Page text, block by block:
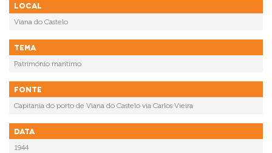
Local
Viana do Castelo
Tema
Património marítimo
Fonte
Capitania do porto de Viana do Castelo via Carlos Vieira
Data
1944